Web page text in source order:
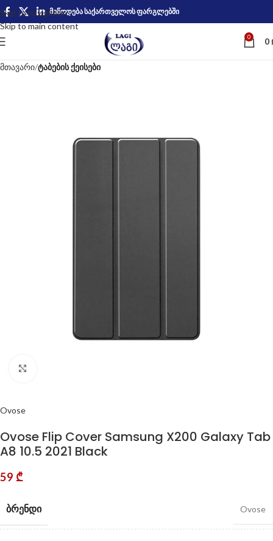
Skip to navigation
Skip to main content
მიწოდება საქართველოს ფარგლებში
0 0
მთავარი ტაბების ქეისები
Ovose
Ovose Flip Cover Samsung X200 Galaxy Tab
A8 10.5 2021 Black
59 ₾
ᲑᲠᲔᲜᲓᲘ Ovose